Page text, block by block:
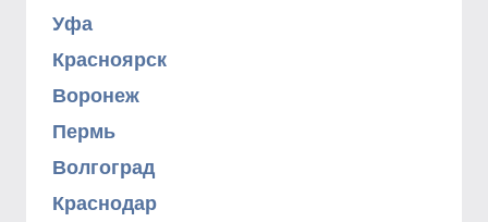
Уфа
Красноярск
Воронеж
Пермь
Волгоград
Краснодар